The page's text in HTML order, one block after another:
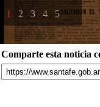
1 2 3 4 5
Comparte esta noticia